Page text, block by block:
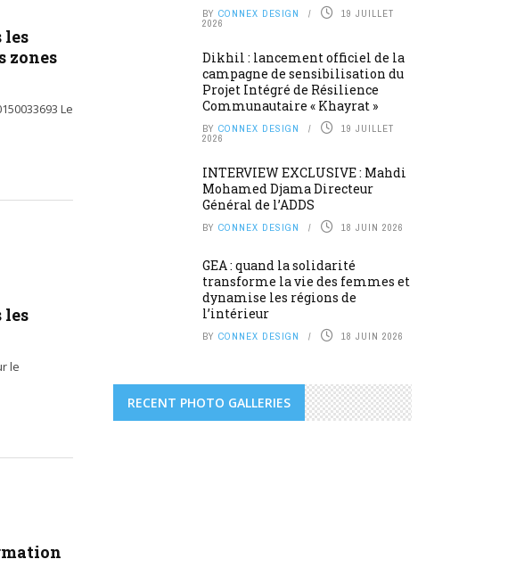
les
zones
Le
les
le
BY CONNEX DESIGN 19 JUILLET
2026
Dikhil : lancement officiel de la
campagne de sensibilisation du
Projet Intégré de Résilience
Communautaire « Khayrat »
BY CONNEX DESIGN 19 JUILLET
2026
INTERVIEW EXCLUSIVE : Mahdi
Mohamed Djama Directeur
Général de l’ADDS
BY CONNEX DESIGN 18 JUIN 2026
GEA : quand la solidarité
transforme la vie des femmes et
dynamise les régions de
l’intérieur
BY CONNEX DESIGN 18 JUIN 2026
RECENT PHOTO GALLERIES